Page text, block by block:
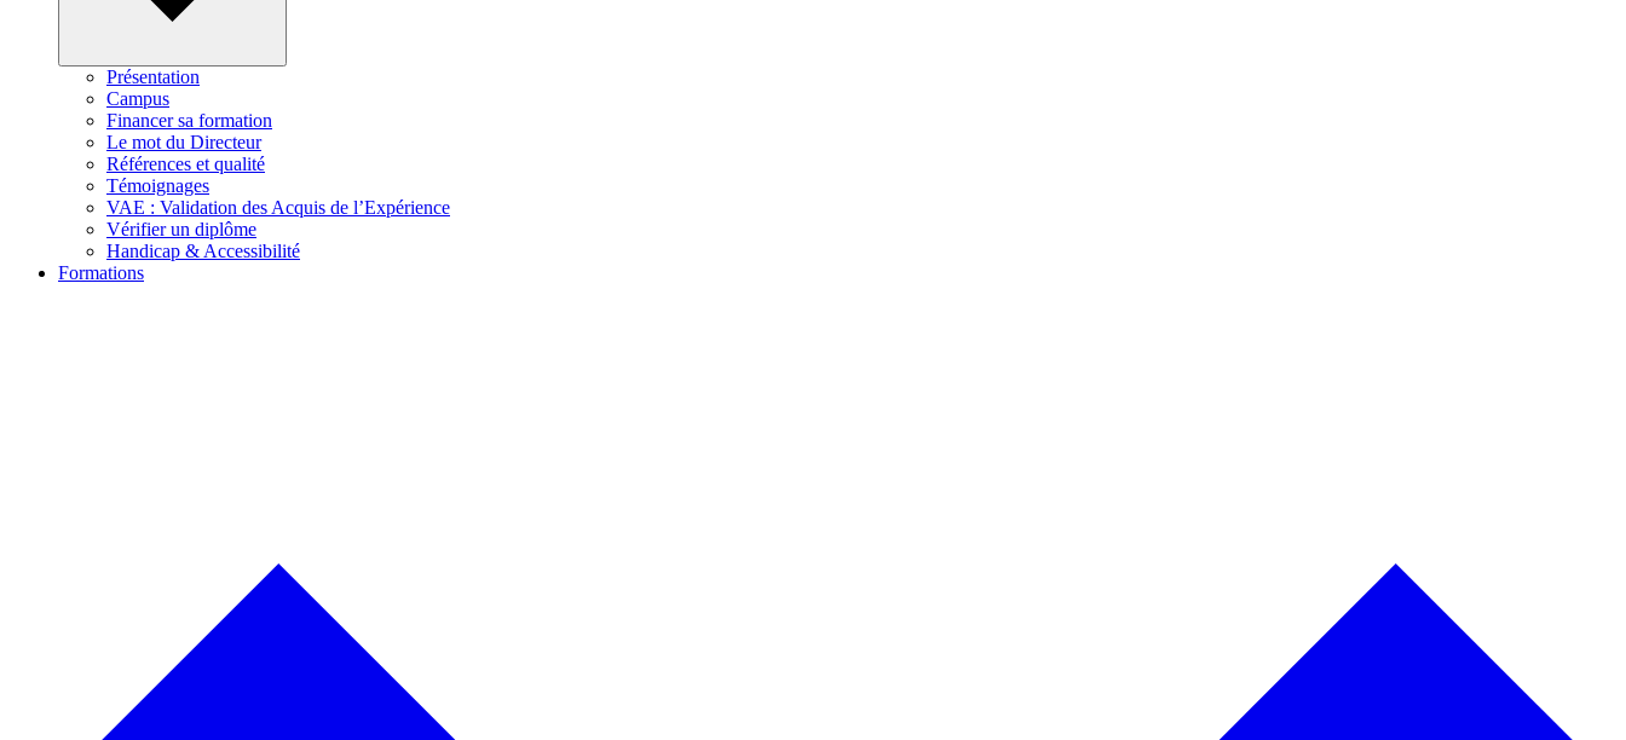
Présentation
Campus
Financer sa formation
Le mot du Directeur
Références et qualité
Témoignages
VAE : Validation des Acquis de l’Expérience
Vérifier un diplôme
Handicap & Accessibilité
Formations